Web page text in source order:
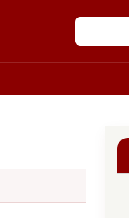
शोध